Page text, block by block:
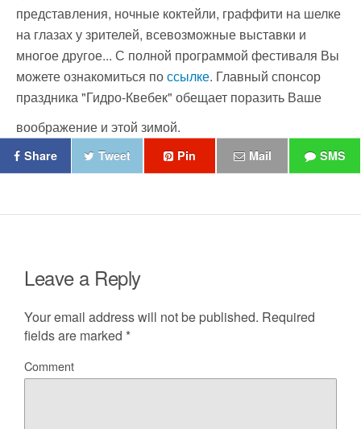
представления, ночные коктейли, граффити на шелке
на глазах у зрителей, всевозможные выставки и
многое другое... С полной программой фестиваля Вы
можете ознакомиться поссылке. Главный спонсор
праздника "Гидро-Квебек" обещает поразить Ваше
воображение и этой зимой.
Share Tweet Pin Mail SMS
Leave a Reply
Your email address will not be published. Required
fields are marked *
Comment